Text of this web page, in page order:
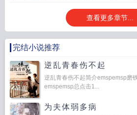
＋1等于
查看更多章节...
完结小说推荐
逆乱青春伤不起
逆乱青春伤不起简介emspemsp磨
emspemsp总点击1...
为夫体弱多病